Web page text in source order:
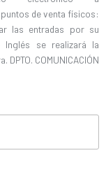
de venta físicos:
las entradas por su
Inglés se realizará la
COMUNICACIÓN